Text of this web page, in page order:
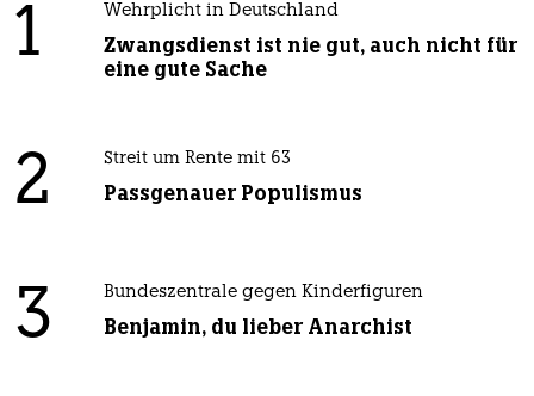
1 Wehrplicht in Deutschland
Zwangsdienst ist nie gut, auch nicht für
eine gute Sache
2 Streit um Rente mit 63
Passgenauer Populismus
3 Bundeszentrale gegen Kinderfiguren
Benjamin, du lieber Anarchist